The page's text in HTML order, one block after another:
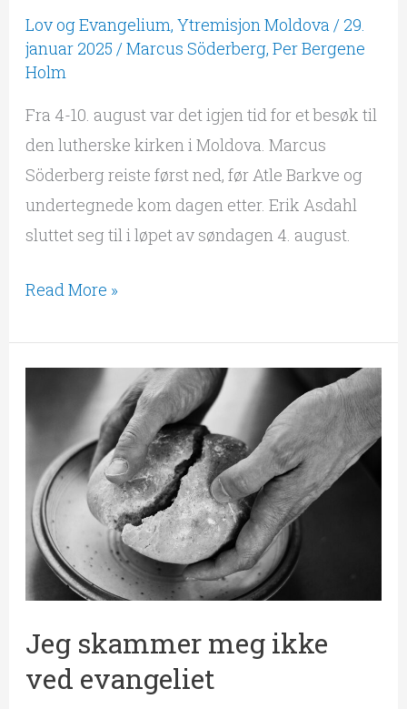
Lov og Evangelium, Ytremisjon Moldova / 29.
januar 2025 /Marcus Söderberg, Per Bergene
Holm
Fra 4-10. august var det igjen tid for et besøk til
den lutherske kirken i Moldova. Marcus
Söderberg reiste først ned, før Atle Barkve og
undertegnede kom dagen etter. Erik Asdahl
sluttet seg til i løpet av søndagen 4. august.
Read More »
Jeg skammer meg ikke
ved evangeliet
skammer
ikke
ved
evangeliet